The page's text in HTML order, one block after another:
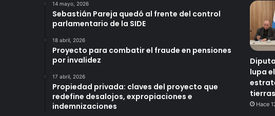
14 mayo, 2026
Sebastián Pareja quedó al frente del control
parlamentario de la SIDE
18 abril, 2026
Proyecto para combatir el fraude en pensiones
por invalidez
17 abril, 2026
Propiedad privada: claves del proyecto que
redefine desalojos, expropiaciones e
indemnizaciones
lupa
Hace